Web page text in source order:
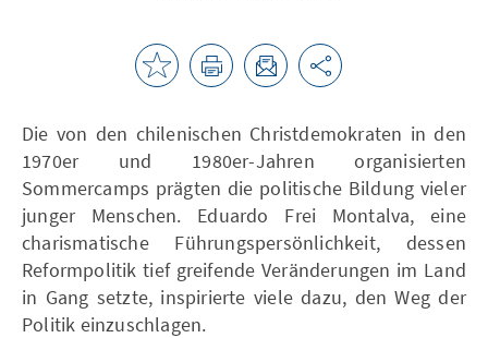
Die von den chilenischen Christdemokraten in den
1970er und 1980er-Jahren organisierten
Sommercamps prägten die politische Bildung vieler
junger Menschen. Eduardo Frei Montalva, eine
charismatische Führungspersönlichkeit, dessen
Reformpolitik tief greifende Veränderungen im Land
in Gang setzte, inspirierte viele dazu, den Weg der
Politik einzuschlagen.